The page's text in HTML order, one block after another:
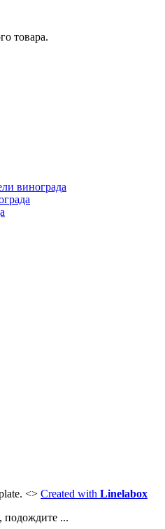
товара.
винограда
<> Created with Linelabox
подождите ...